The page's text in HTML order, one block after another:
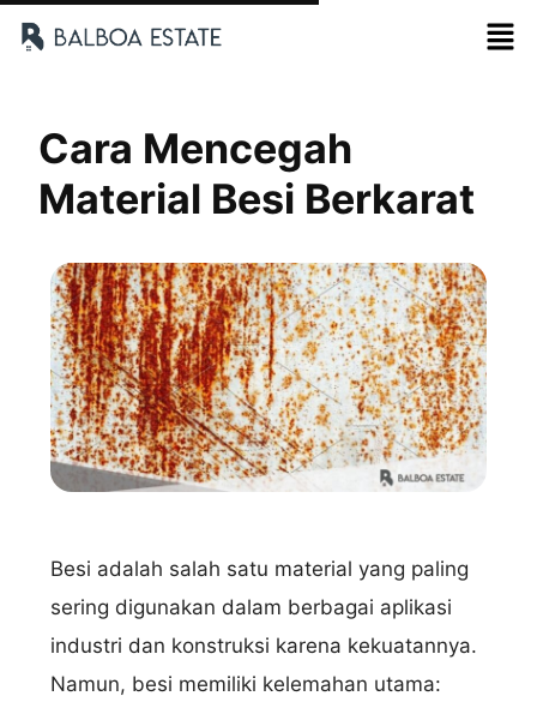
Cara Mencegah
Material Besi Berkarat
Besi adalah salah satu material yang paling
sering digunakan dalam berbagai aplikasi
industri dan konstruksi karena kekuatannya.
Namun, besi memiliki kelemahan utama: